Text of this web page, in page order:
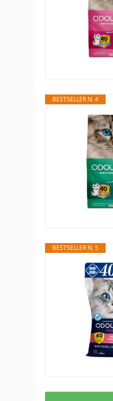
BESTSELLER N. 4
BESTSELLER N. 5